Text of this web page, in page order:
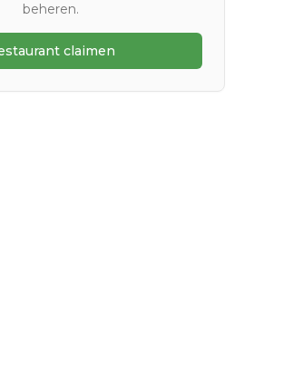
beheren.
claimen